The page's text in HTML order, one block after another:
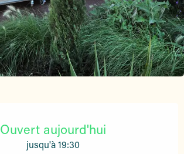
Ouvert aujourd'hui
jusqu'à 19:30